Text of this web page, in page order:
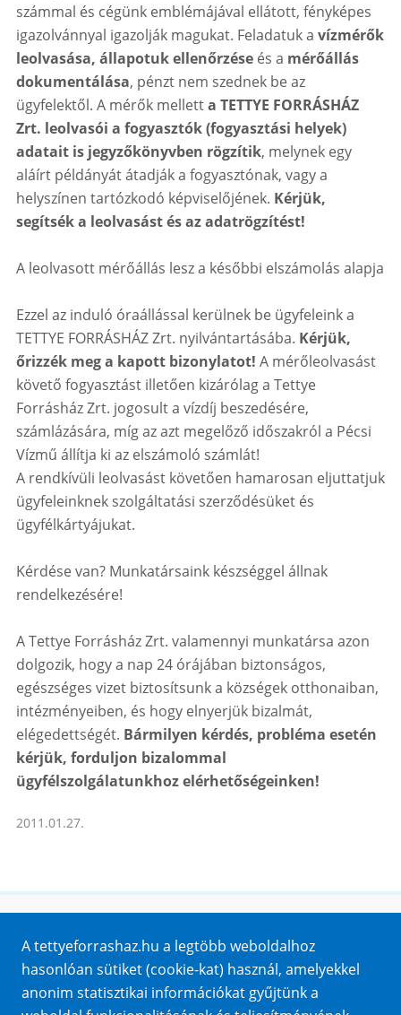
számmal és cégünk emblémájával ellátott, fényképes
igazolvánnyal igazolják magukat. Feladatuk a vízmérők
leolvasása, állapotuk ellenőrzéseés a mérőállás
dokumentálása, pénzt nem szednek be az
ügyfelektől. A mérők melletta TETTYE FORRÁSHÁZ
Zrt. leolvasói a fogyasztók (fogyasztási helyek)
adatait is jegyzőkönyvben rögzítik, melynek egy
aláírt példányát átadják a fogyasztónak, vagy a
helyszínen tartózkodó képviselőjének. Kérjük,
segítsék a leolvasást és az adatrögzítést!
A leolvasott mérőállás lesz a későbbi elszámolás alapja
Ezzel az induló óraállással kerülnek be ügyfeleink a
TETTYE FORRÁSHÁZ Zrt. nyilvántartásába. Kérjük,
őrizzék meg a kapott bizonylatot! A mérőleolvasást
követő fogyasztást illetően kizárólag a Tettye
Forrásház Zrt. jogosult a vízdíj beszedésére,
számlázására, míg az azt megelőző időszakról a Pécsi
Vízmű állítja ki az elszámoló számlát!
A rendkívüli leolvasást követően hamarosan eljuttatjuk
ügyfeleinknek szolgáltatási szerződésüket és
ügyfélkártyájukat.
Kérdése van? Munkatársaink készséggel állnak
rendelkezésére!
A Tettye Forrásház Zrt. valamennyi munkatársa azon
dolgozik, hogy a nap 24 órájában biztonságos,
egészséges vizet biztosítsunk a községek otthonaiban,
intézményeiben, és hogy elnyerjük bizalmát,
elégedettségét. Bármilyen kérdés, probléma esetén
kérjük, forduljon bizalommal
ügyfélszolgálatunkhoz elérhetőségeinken!
2011.01.27.
Impresszum
Sütik
Adatvédelem
A tettyeforrashaz.hu a legtöbb weboldalhoz
hasonlóan sütiket (cookie-kat) használ, amelyekkel
anonim statisztikai információkat gyűjtünk a